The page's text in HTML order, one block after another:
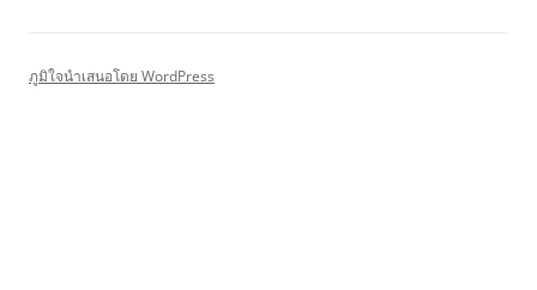
ภูมิใจนำเสนอโดย WordPress